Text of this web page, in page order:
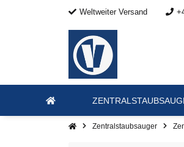
Weltweiter Versand
Zentralstaubsauger